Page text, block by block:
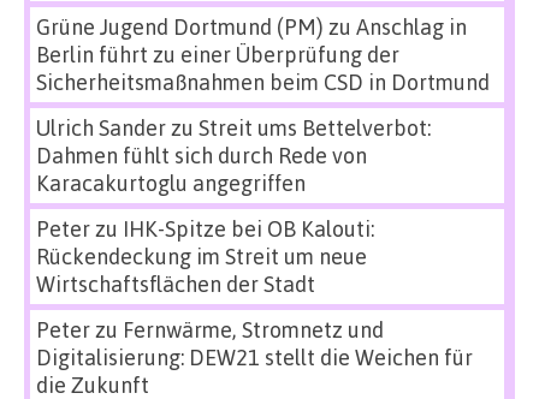
Grüne Jugend Dortmund (PM) zu Anschlag in
Berlin führt zu einer Überprüfung der
Sicherheitsmaßnahmen beim CSD in Dortmund
Ulrich Sanderzu Streit ums Bettelverbot:
Dahmen fühlt sich durch Rede von
Karacakurtoglu angegriffen
Peterzu IHK-Spitze bei OB Kalouti:
Rückendeckung im Streit um neue
Wirtschaftsflächen der Stadt
Peterzu Fernwärme, Stromnetz und
Digitalisierung: DEW21 stellt die Weichen für
die Zukunft